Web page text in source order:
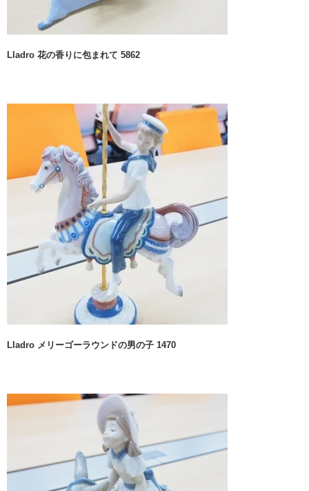
Lladro 花の香りに包まれて 5862
Lladro メリーゴーラウンドの男の子 1470